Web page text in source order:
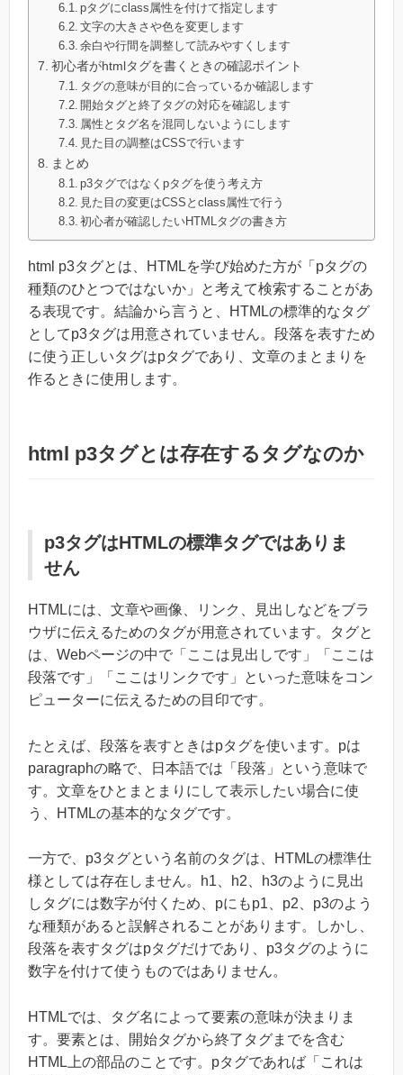
pタグにclass属性を付けて指定します
文字の大きさや色を変更します
余白や行間を調整して読みやすくします
初心者がhtmlタグを書くときの確認ポイント
タグの意味が目的に合っているか確認します
開始タグと終了タグの対応を確認します
属性とタグ名を混同しないようにします
見た目の調整はCSSで行います
まとめ
p3タグではなくpタグを使う考え方
見た目の変更はCSSとclass属性で行う
初心者が確認したいHTMLタグの書き方
html p3タグとは、HTMLを学び始めた方が「pタグの
種類のひとつではないか」と考えて検索することがあ
る表現です。結論から言うと、HTMLの標準的なタグ
としてp3タグは用意されていません。段落を表すため
に使う正しいタグはpタグであり、文章のまとまりを
作るときに使用します。
html p3タグとは存在するタグなのか
p3タグはHTMLの標準タグではありま
せん
HTMLには、文章や画像、リンク、見出しなどをブラ
ウザに伝えるためのタグが用意されています。タグと
は、Webページの中で「ここは見出しです」「ここは
段落です」「ここはリンクです」といった意味をコン
ピューターに伝えるための目印です。
たとえば、段落を表すときはpタグを使います。pは
paragraphの略で、日本語では「段落」という意味で
す。文章をひとまとまりにして表示したい場合に使
う、HTMLの基本的なタグです。
一方で、p3タグという名前のタグは、HTMLの標準仕
様としては存在しません。h1、h2、h3のように見出
しタグには数字が付くため、pにもp1、p2、p3のよう
な種類があると誤解されることがあります。しかし、
段落を表すタグはpタグだけであり、p3タグのように
数字を付けて使うものではありません。
HTMLでは、タグ名によって要素の意味が決まりま
す。要素とは、開始タグから終了タグまでを含む
HTML上の部品のことです。pタグであれば「これは